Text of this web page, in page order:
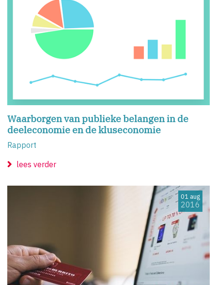
Waarborgen van publieke belangen in de
deeleconomie en de kluseconomie
Rapport
lees verder
01 aug
2016